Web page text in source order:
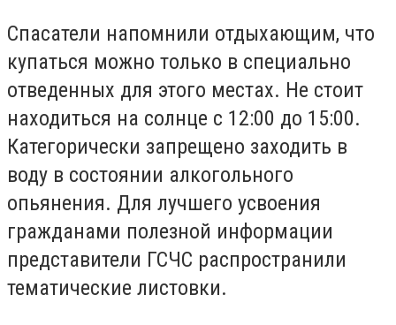
Спасатели напомнили отдыхающим, что
купаться можно только в специально
отведенных для этого местах. Не стоит
находиться на солнце с 12:00 до 15:00.
Категорически запрещено заходить в
воду в состоянии алкогольного
опьянения. Для лучшего усвоения
гражданами полезной информации
представители ГСЧС распространили
тематические листовки.